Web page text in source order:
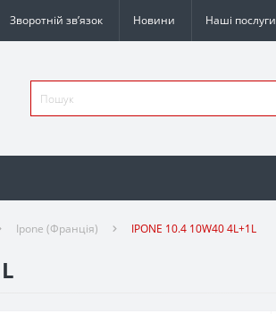
Зворотній зв’язок Новини Наші послуги
Ipone (Франція) IPONE 10.4 10W40 4L+1L